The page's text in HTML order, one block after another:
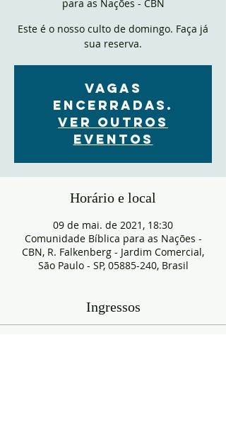
para as Nações - CBN
Este é o nosso culto de domingo. Faça já
sua reserva.
VAGAS
ENCERRADAS.
Ver outros
eventos
Horário e local
09 de mai. de 2021, 18:30
Comunidade Bíblica para as Nações -
CBN, R. Falkenberg - Jardim Comercial,
São Paulo - SP, 05885-240, Brasil
Ingressos